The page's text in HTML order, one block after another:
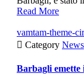
Read More
vamtam-theme-
 Category News
Barbagli